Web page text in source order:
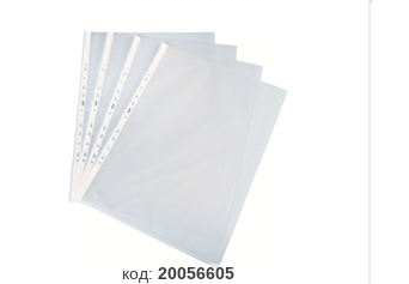
код: 20056605